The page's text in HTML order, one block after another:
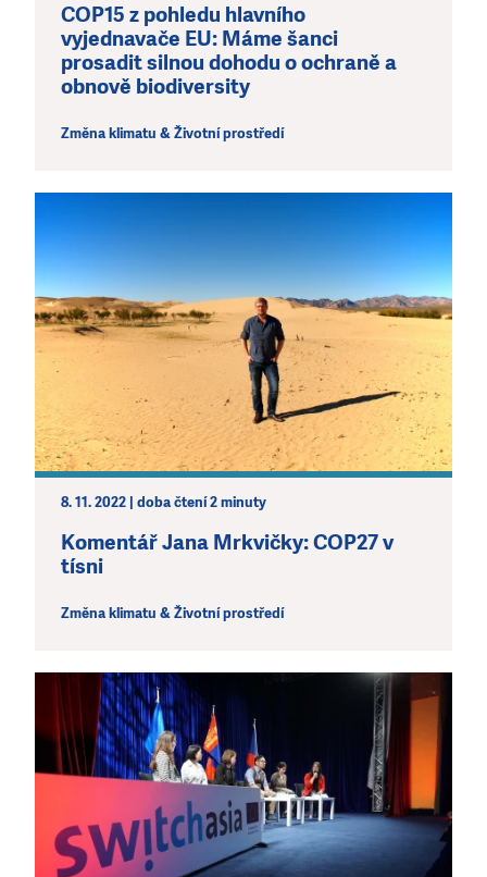
COP15 z pohledu hlavního
vyjednavače EU: Máme šanci
prosadit silnou dohodu o ochraně a
obnově biodiversity
Změna klimatu & Životní prostředí
8. 11. 2022 | doba čtení 2 minuty
Komentář Jana Mrkvičky: COP27 v
tísni
Změna klimatu & Životní prostředí